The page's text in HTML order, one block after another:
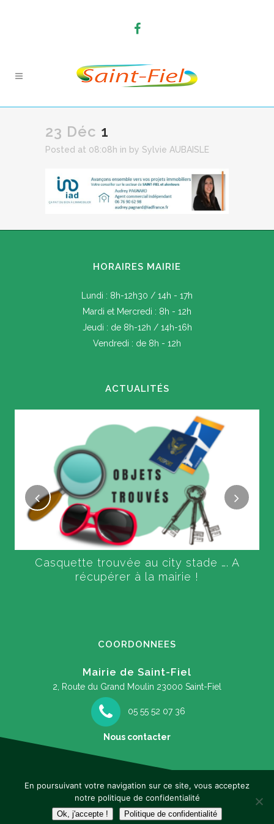
23 Déc 1
Posted at 08:08h in by Sylvie AUBAISLE
HORAIRES MAIRIE
Lundi : 8h-12h30 / 14h - 17h
Mardi et Mercredi : 8h - 12h
Jeudi : de 8h-12h / 14h-16h
Vendredi : de 8h - 12h
ACTUALITÉS
Casquette trouvée au city stade …. A
récupérer à la mairie !
COORDONNEES
Mairie de Saint-Fiel
2, Route du Grand Moulin 23000 Saint-Fiel
05 55 52 07 36
Nous contacter
Mentions légales
Ce site internet est une réalisation dePeaccom&Peacnet
En poursuivant votre navigation sur ce site, vous acceptez
notre politique de confidentialité
Ok, j'accepte ! Politique de confidentialité